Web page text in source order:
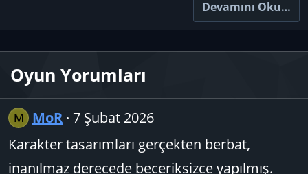
l
e
r
:
Devamını Oku…
Oyun Yorumları
M MoR 7 Şubat 2026
Karakter tasarımları gerçekten berbat,
inanılmaz derecede beceriksizce yapılmış.